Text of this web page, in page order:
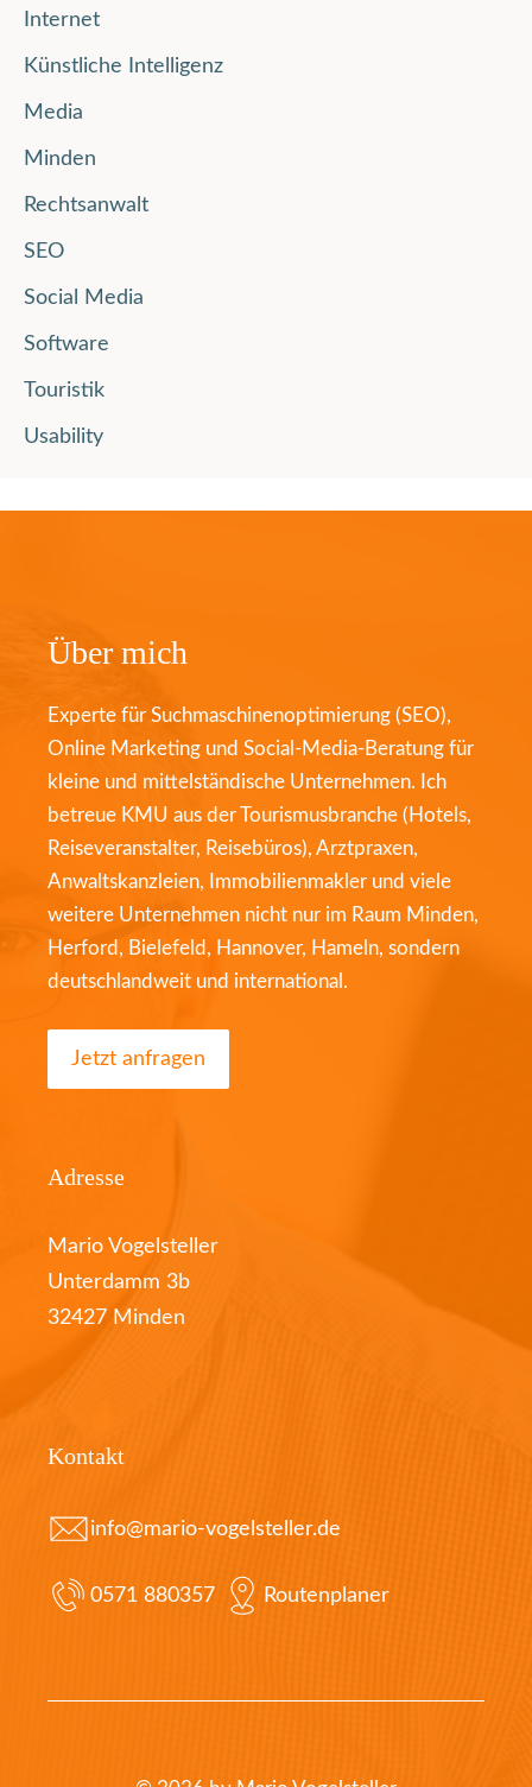
Internet
Künstliche Intelligenz
Media
Minden
Rechtsanwalt
SEO
Social Media
Software
Touristik
Usability
Über mich
Experte für Suchmaschinenoptimierung (SEO),
Online Marketing und Social-Media-Beratung für
kleine und mittelständische Unternehmen. Ich
betreue KMU aus der Tourismusbranche (Hotels,
Reiseveranstalter, Reisebüros), Arztpraxen,
Anwaltskanzleien, Immobilienmakler und viele
weitere Unternehmen nicht nur im Raum Minden,
Herford, Bielefeld, Hannover, Hameln, sondern
deutschlandweit und international.
Jetzt anfragen
Adresse
Mario Vogelsteller
Unterdamm 3b
32427 Minden
Kontakt
info@mario-vogelsteller.de
0571 880357 Routenplaner